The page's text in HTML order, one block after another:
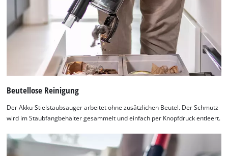
Beutellose Reinigung
Der Akku-Stielstaubsauger arbeitet ohne zusätzlichen Beutel. Der Schmutz
wird im Staubfangbehälter gesammelt und einfach per Knopfdruck entleert.